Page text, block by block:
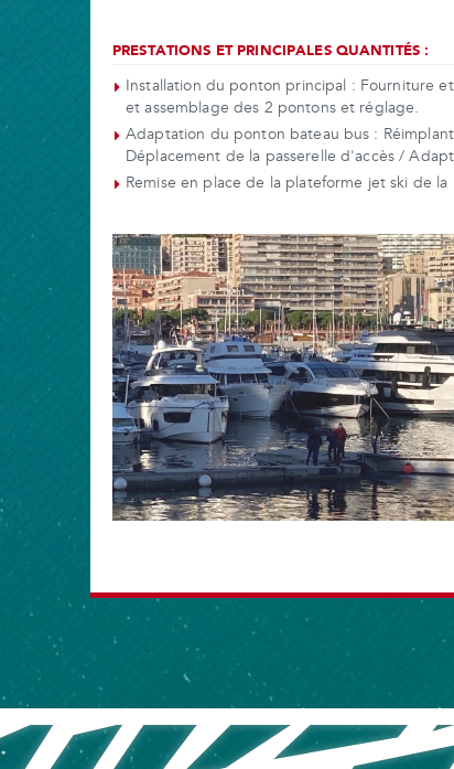
PRESTATIONS ET PRINCIPALES QUANTITÉS :
Installation du ponton principal : Fourniture
et assemblage des 2 pontons et réglage.
Adaptation du ponton bateau bus :
Déplacement de la passerelle d'accès /
Remise en place de la plateforme jet ski de